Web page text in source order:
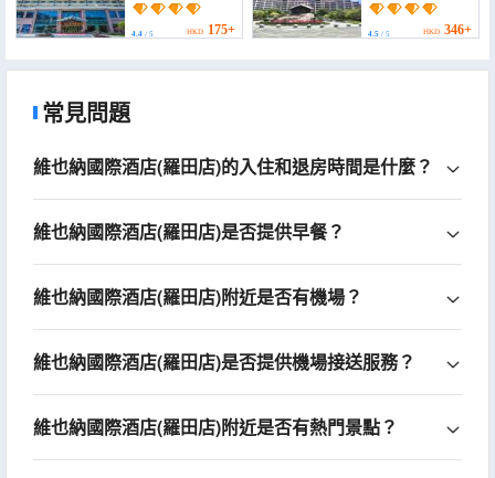
4.4 / 5 HKD 175+ 4.5/ 5 HKD 346+
常見問題
維也納國際酒店(羅田店)的入住和退房時間是什麼？
維也納國際酒店(羅田店)是否提供早餐？
維也納國際酒店(羅田店)附近是否有機場？
維也納國際酒店(羅田店)是否提供機場接送服務？
維也納國際酒店(羅田店)附近是否有熱門景點？